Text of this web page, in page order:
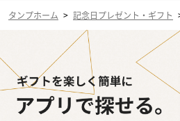
タンプホーム > 記念日プレゼント・ギフト